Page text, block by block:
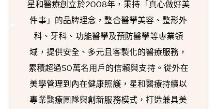
星和醫療創立於2008年，秉持「真心做好美
件事」的品牌理念，整合醫學美容、整形外
科、牙科、功能醫學及預防醫學等專業領
域，提供安全、多元且客製化的醫療服務，
累積超過50萬名用戶的信賴與支持。從外在
美學管理到內在健康照護，星和醫療持續以
專業醫療團隊與創新服務模式，打造兼具美